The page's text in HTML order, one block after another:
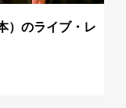
）のライブ・レ